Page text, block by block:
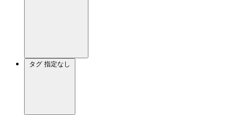
タグ 指定なし